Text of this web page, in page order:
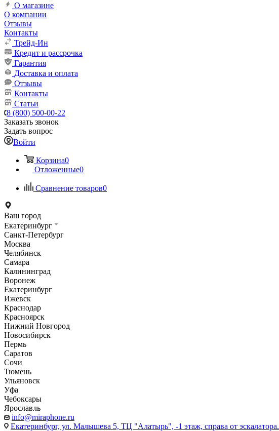
О магазине
О компании
Отзывы
Контакты
Трейд-Ин
Кредит и рассрочка
Гарантия
Доставка и оплата
Отзывы
Контакты
Статьи
8 (800) 500-00-22
Заказать звонок
Задать вопрос
Войти
Корзина0
Отложенные0
Сравнение товаров0
Ваш город
Екатеринбург
Санкт-Петербург
Москва
Челябинск
Самара
Калининград
Воронеж
Екатеринбург
Ижевск
Краснодар
Красноярск
Нижний Новгород
Новосибирск
Пермь
Саратов
Сочи
Тюмень
Ульяновск
Уфа
Чебоксары
Ярославль
info@miraphone.ru
Екатеринбург, ул. Малышева 5, ТЦ "Алатырь", -1 этаж, справа от эскалатора.